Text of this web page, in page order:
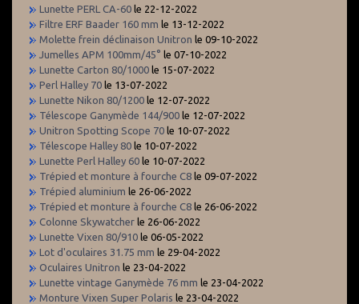
Lunette PERL CA-60 le 22-12-2022
Filtre ERF Baader 160 mm le 13-12-2022
Molette frein déclinaison Unitron le 09-10-2022
Jumelles APM 100mm/45° le 07-10-2022
Lunette Carton 80/1000 le 15-07-2022
Perl Halley 70 le 13-07-2022
Lunette Nikon 80/1200 le 12-07-2022
Télescope Ganymède 144/900 le 12-07-2022
Unitron Spotting Scope 70 le 10-07-2022
Télescope Halley 80 le 10-07-2022
Lunette Perl Halley 60 le 10-07-2022
Trépied et monture à fourche C8 le 09-07-2022
Trépied aluminium le 26-06-2022
Trépied et monture à fourche C8 le 26-06-2022
Colonne Skywatcher le 26-06-2022
Lunette Vixen 80/910 le 06-05-2022
Lot d'oculaires 31.75 mm le 29-04-2022
Oculaires Unitron le 23-04-2022
Lunette vintage Ganymède 76 mm le 23-04-2022
Monture Vixen Super Polaris le 23-04-2022